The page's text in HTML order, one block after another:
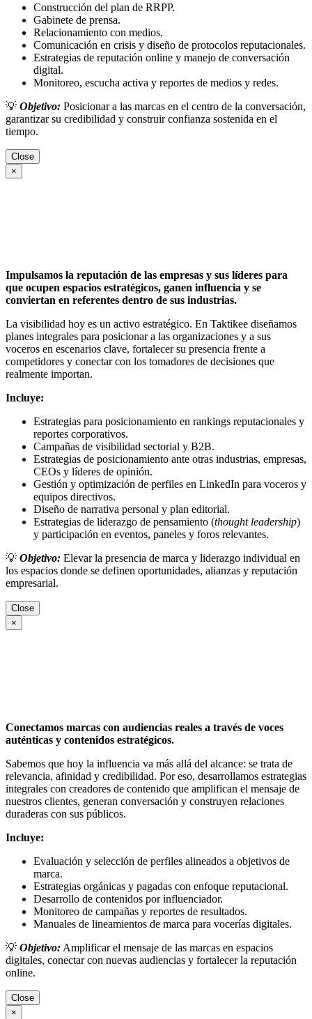
Construcción del plan de RRPP.
Gabinete de prensa.
Relacionamiento con medios.
Comunicación en crisis y diseño de protocolos reputacionales.
Estrategias de reputación online y manejo de conversación
digital.
Monitoreo, escucha activa y reportes de medios y redes.
💡 Objetivo: Posicionar a las marcas en el centro de la conversación,
garantizar su credibilidad y construir confianza sostenida en el
tiempo.
Close
×
Impulsamos la reputación de las empresas y sus líderes para
que ocupen espacios estratégicos, ganen influencia y se
conviertan en referentes dentro de sus industrias.
La visibilidad hoy es un activo estratégico. En Taktikee diseñamos
planes integrales para posicionar a las organizaciones y a sus
voceros en escenarios clave, fortalecer su presencia frente a
competidores y conectar con los tomadores de decisiones que
realmente importan.
Incluye:
Estrategias para posicionamiento en rankings reputacionales y
reportes corporativos.
Campañas de visibilidad sectorial y B2B.
Estrategias de posicionamiento ante otras industrias, empresas,
CEOs y líderes de opinión.
Gestión y optimización de perfiles en LinkedIn para voceros y
equipos directivos.
Diseño de narrativa personal y plan editorial.
Estrategias de liderazgo de pensamiento (thought leadership)
y participación en eventos, paneles y foros relevantes.
💡 Objetivo: Elevar la presencia de marca y liderazgo individual en
los espacios donde se definen oportunidades, alianzas y reputación
empresarial.
Close
×
Conectamos marcas con audiencias reales a través de voces
auténticas y contenidos estratégicos.
Sabemos que hoy la influencia va más allá del alcance: se trata de
relevancia, afinidad y credibilidad. Por eso, desarrollamos estrategias
integrales con creadores de contenido que amplifican el mensaje de
nuestros clientes, generan conversación y construyen relaciones
duraderas con sus públicos.
Incluye:
Evaluación y selección de perfiles alineados a objetivos de
marca.
Estrategias orgánicas y pagadas con enfoque reputacional.
Desarrollo de contenidos por influenciador.
Monitoreo de campañas y reportes de resultados.
Manuales de lineamientos de marca para vocerías digitales.
💡 Objetivo: Amplificar el mensaje de las marcas en espacios
digitales, conectar con nuevas audiencias y fortalecer la reputación
online.
Close
×